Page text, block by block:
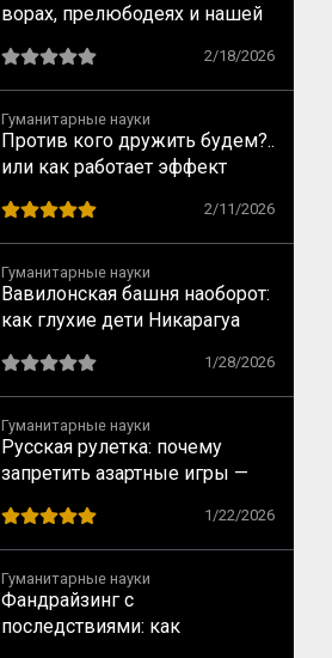
ворах, прелюбодеях и нашей
2/18/2026
Гуманитарные науки
Против кого дружить будем?..
или как работает эффект
2/11/2026
Гуманитарные науки
Вавилонская башня наоборот:
как глухие дети Никарагуа
было (и как на их примере
создаются субкультуры)
1/28/2026
Гуманитарные науки
Русская рулетка: почему
запретить азартные игры —
понедельники
1/22/2026
Гуманитарные науки
Фандрайзинг с
последствиями: как